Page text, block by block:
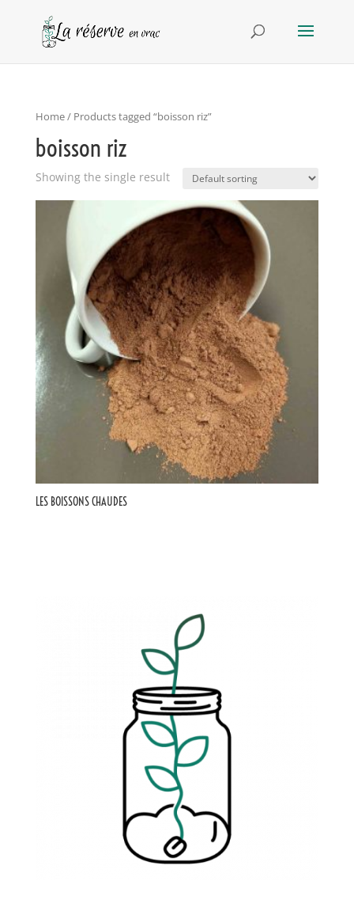
Home/ Products tagged “boisson riz”
boisson riz
Showing the single result
LES BOISSONS CHAUDES